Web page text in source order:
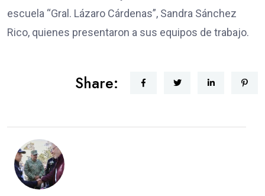
escuela “Gral. Lázaro Cárdenas”, Sandra Sánchez
Rico, quienes presentaron a sus equipos de trabajo.
Share: